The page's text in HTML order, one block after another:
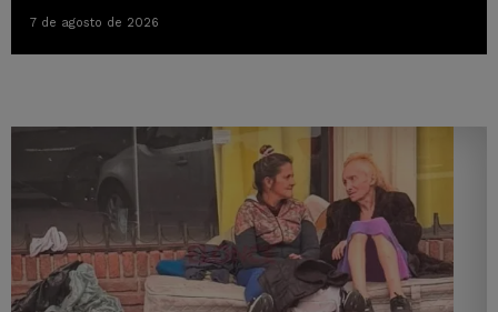
7 de agosto de 2026